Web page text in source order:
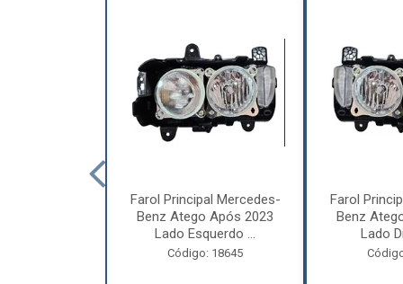
Farol Principal Mercedes-
Benz Atego Após 2023
Lado Esquerdo ...
Código: 18645
Farol
Benz
Lado